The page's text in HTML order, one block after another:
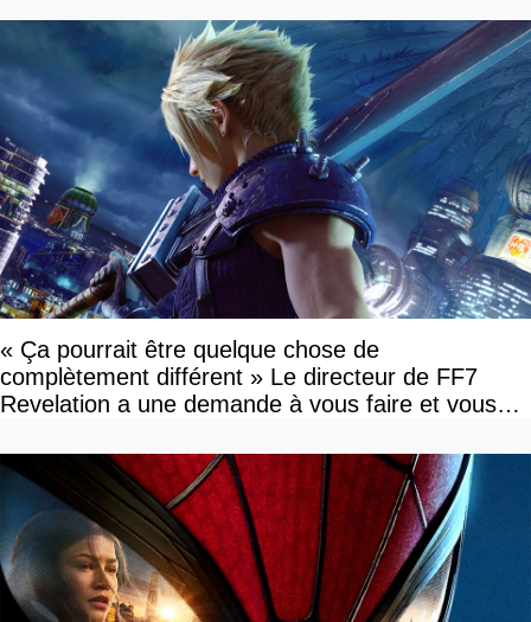
« Ça pourrait être quelque chose de
complètement différent » Le directeur de FF7
Revelation a une demande à vous faire et vous